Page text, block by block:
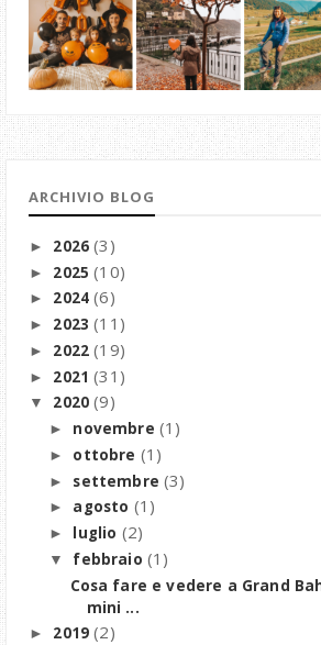
ARCHIVIO BLOG
► 2026(3)
► 2025(10)
► 2024(6)
► 2023(11)
► 2022(19)
► 2021(31)
▼ 2020(9)
► novembre (1)
► ottobre (1)
► settembre(3)
► agosto (1)
► luglio (2)
▼ febbraio (1)
Cosa fare e vedere a Grand
mini ...
► 2019(2)